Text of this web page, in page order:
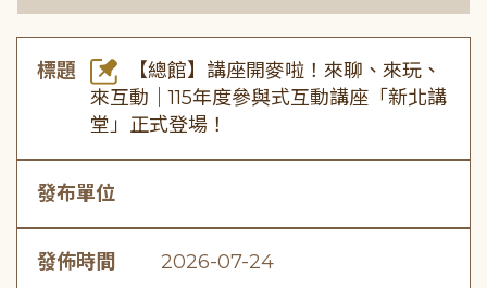
標題
【總館】講座開麥啦！來聊、來玩、
來互動｜115年度參與式互動講座「新北講
堂」正式登場！
發布單位
發佈時間 2026-07-24